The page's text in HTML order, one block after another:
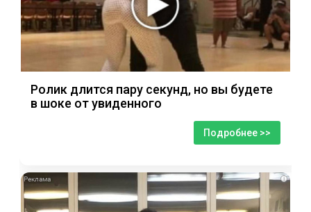
Ролик длится пару секунд, но вы будете
в шоке от увиденного
Подробнее >>
i